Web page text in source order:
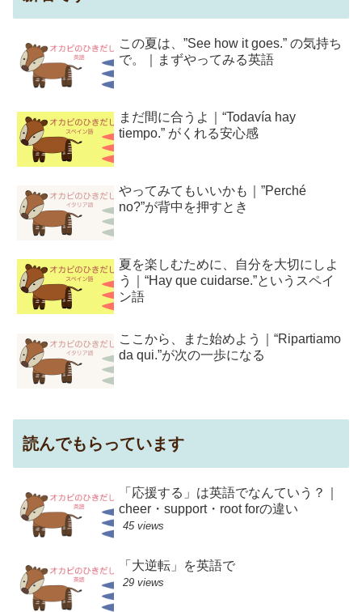
この夏は、”See how it goes.” の気持ち
で。｜まずやってみる英語
まだ間に合うよ｜“Todavía hay
tiempo.” がくれる安心感
やってみてもいいかも｜”Perché
no?”が背中を押すとき
夏を楽しむために、自分を大切にしよ
う｜“Hay que cuidarse.”というスペイ
ン語
ここから、また始めよう｜“Ripartiamo
da qui.”が次の一歩になる
読んでもらっています
「応援する」は英語でなんていう？｜
cheer・support・root forの違い
45 views
「大逆転」を英語で
29 views